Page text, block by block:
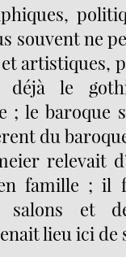
souvent ne
artistiques,
déjà le
le baroque
du
relevait
famille ; il
salons et
lieu ici